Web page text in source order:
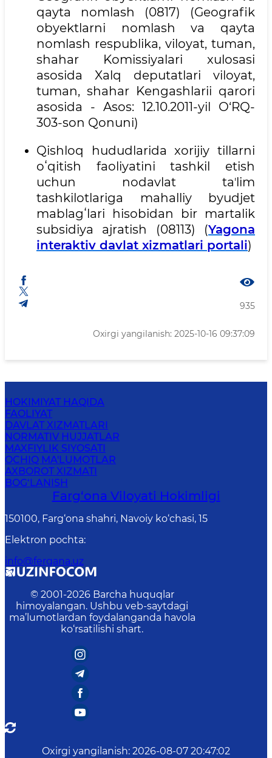
qayta nomlash (0817) (Geografik
obyektlarni nomlash va qayta
nomlash respublika, viloyat, tuman,
shahar Komissiyalari xulosasi
asosida Xalq deputatlari viloyat,
tuman, shahar Kengashlarii qarori
asosida - Asos: 12.10.2011-yil O‘RQ-
303-son Qonuni)
Qishloq hududlarida xorijiy tillarni
oʻqitish faoliyatini tashkil etish
uchun nodavlat taʼlim
tashkilotlariga mahalliy byudjet
mablagʻlari hisobidan bir martalik
subsidiya ajratish (08113) (Yagona
interaktiv davlat xizmatlari portali)
935
Oxirgi yangilanish: 2025-10-16 09:37:09
HOKIMIYAT HAQIDA
FAOLIYAT
DAVLAT XIZMATLARI
NORMATIV HUJJATLAR
MAXFIYLIK SIYOSATI
OCHIQ MA'LUMOTLAR
AXBOROT XIZMATI
BOG‘LANISH
Farg‘оnа Vilоyati Hоkimligi
150100, Fаrg‘оnа shаhri, Nаvоiy ko‘chаsi, 15
Elektron pochta:
info@fergana.uz
© 2001-2026 Barcha huquqlar
himoyalangan. Ushbu veb-saytdagi
ma’lumotlardan foydalanganda havola
ko‘rsatilishi shart.
Oxirgi yangilanish: 2026-08-07 20:47:02